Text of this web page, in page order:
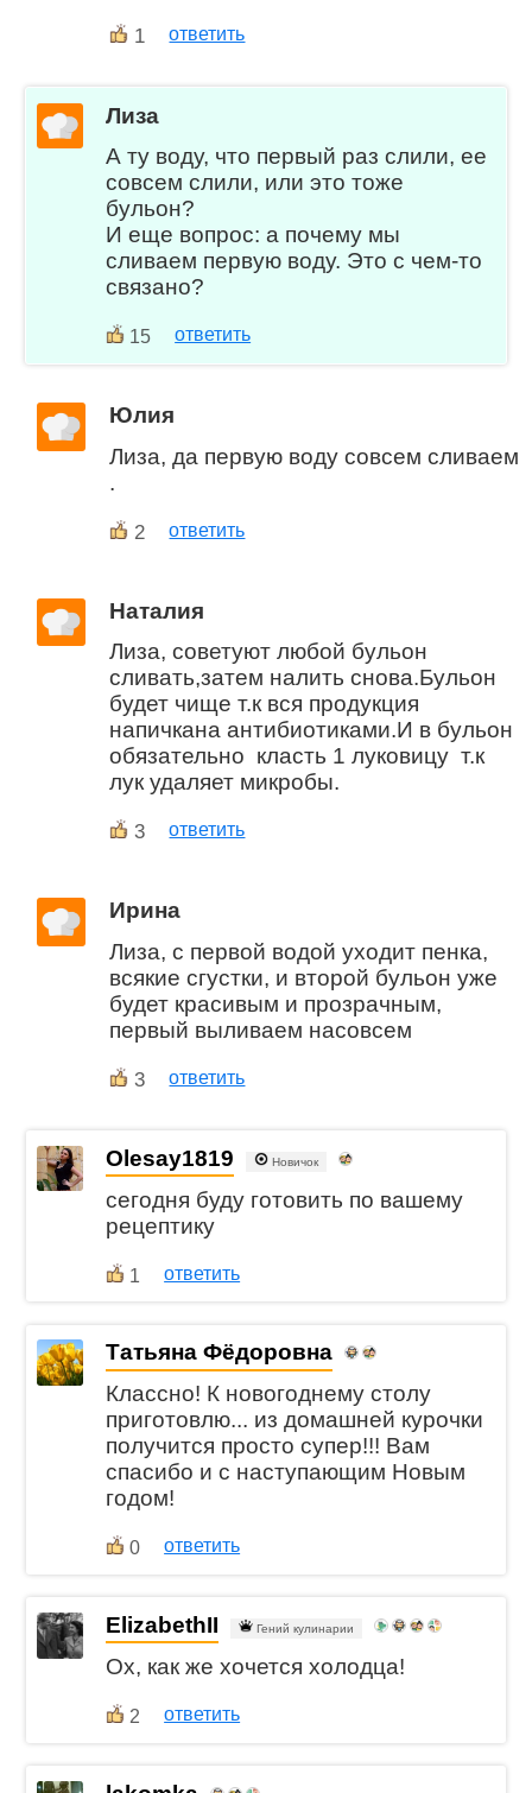
1 ответить
Лиза
А ту воду, что первый раз слили, ее
совсем слили, или это тоже
бульон?
И еще вопрос: а почему мы
сливаем первую воду. Это с чем-то
связано?
15 ответить
Юлия
Лиза, да первую воду совсем сливаем
.
2 ответить
Наталия
Лиза, советуют любой бульон
сливать,затем налить снова.Бульон
будет чище т.к вся продукция
напичкана антибиотиками.И в бульон
обязательно класть 1 луковицу т.к
лук удаляет микробы.
3 ответить
Ирина
Лиза, с первой водой уходит пенка,
всякие сгустки, и второй бульон уже
будет красивым и прозрачным,
первый выливаем насовсем
3 ответить
Olesay1819 Новичок
сегодня буду готовить по вашему
рецептику
1 ответить
Татьяна Фёдоровна
Классно! К новогоднему столу
приготовлю... из домашней курочки
получится просто супер!!! Вам
спасибо и с наступающим Новым
годом!
0 ответить
ElizabethII Гений кулинарии
Ох, как же хочется холодца!
2 ответить